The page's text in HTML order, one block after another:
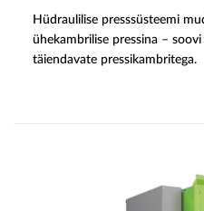
Hüdraulilise presssüsteemi
ühekambrilise pressina –
täiendavate pressikambritega.